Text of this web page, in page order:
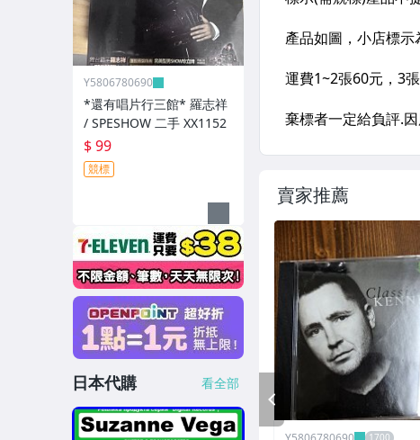
賣家推薦
Y5806780690
*還有唱片行三館* 羅志祥
/ SPESHOW 二手 XX1152
$ 99
競標
日本代購 看全部